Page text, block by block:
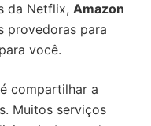
da Netflix, Amazon
provedoras para
você.
compartilhar a
Muitos serviços